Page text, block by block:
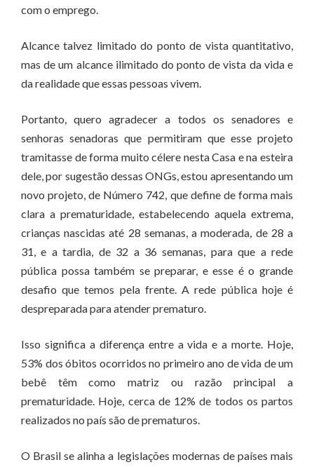
com o emprego.
Alcance talvez limitado do ponto de vista quantitativo,
mas de um alcance ilimitado do ponto de vista da vida e
da realidade que essas pessoas vivem.
Portanto, quero agradecer a todos os senadores e
senhoras senadoras que permitiram que esse projeto
tramitasse de forma muito célere nesta Casa e na esteira
dele, por sugestão dessas ONGs, estou apresentando um
novo projeto, de Número 742, que define de forma mais
clara a prematuridade, estabelecendo aquela extrema,
crianças nascidas até 28 semanas, a moderada, de 28 a
31, e a tardia, de 32 a 36 semanas, para que a rede
pública possa também se preparar, e esse é o grande
desafio que temos pela frente. A rede pública hoje é
despreparada para atender prematuro.
Isso significa a diferença entre a vida e a morte. Hoje,
53% dos óbitos ocorridos no primeiro ano de vida de um
bebê têm como matriz ou razão principal a
prematuridade. Hoje, cerca de 12% de todos os partos
realizados no país são de prematuros.
O Brasil se alinha a legislações modernas de países mais